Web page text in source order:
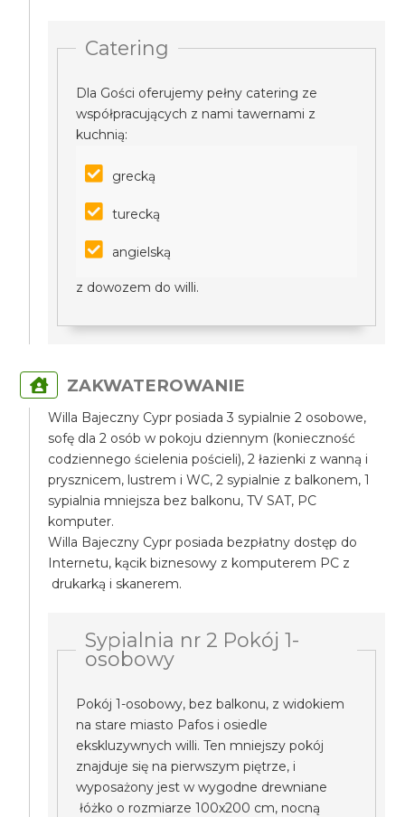
Catering
Dla Gości oferujemy pełny catering ze
współpracujących z nami tawernami z
kuchnią:
grecką
turecką
angielską
z dowozem do willi.
ZAKWATEROWANIE
Willa Bajeczny Cypr posiada 3 sypialnie 2 osobowe,
sofę dla 2 osób w pokoju dziennym (konieczność
codziennego ścielenia pościeli), 2 łazienki z wanną i
prysznicem, lustrem i WC, 2 sypialnie z balkonem, 1
sypialnia mniejsza bez balkonu, TV SAT, PC
komputer.
Willa Bajeczny Cypr posiada bezpłatny dostęp do
Internetu, kącik biznesowy z komputerem PC z
drukarką i skanerem.
Sypialnia nr 2 Pokój 1-
osobowy
Pokój 1-osobowy, bez balkonu, z widokiem
na stare miasto Pafos i osiedle
ekskluzywnych willi. Ten mniejszy pokój
znajduje się na pierwszym piętrze, i
wyposażony jest w wygodne drewniane
łóżko o rozmiarze 100x200 cm, nocną